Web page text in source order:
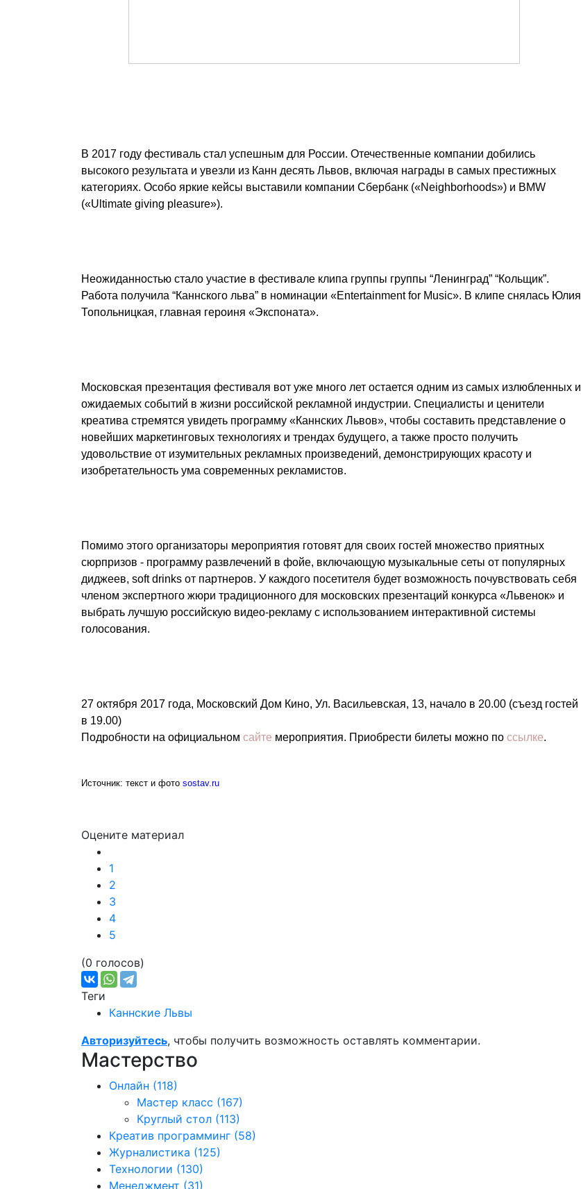
В 2017 году фестиваль стал успешным для России. Отечественные компании добились
высокого результата и увезли из Канн десять Львов, включая награды в самых престижных
категориях. Особо яркие кейсы выставили компании Сбербанк («Neighborhoods») и BMW
(«Ultimate giving pleasure»).
Неожиданностью стало участие в фестивале клипа группы группы “Ленинград” “Кольщик”.
Работа получила “Каннского льва” в номинации «Entertainment for Music». В клипе снялась Юлия
Топольницкая, главная героиня «Экспоната».
Московская презентация фестиваля вот уже много лет остается одним из самых излюбленных и
ожидаемых событий в жизни российской рекламной индустрии. Специалисты и ценители
креатива стремятся увидеть программу «Каннских Львов», чтобы составить представление о
новейших маркетинговых технологиях и трендах будущего, а также просто получить
удовольствие от изумительных рекламных произведений, демонстрирующих красоту и
изобретательность ума современных рекламистов.
Помимо этого организаторы мероприятия готовят для своих гостей множество приятных
сюрпризов - программу развлечений в фойе, включающую музыкальные сеты от популярных
диджеев, soft drinks от партнеров. У каждого посетителя будет возможность почувствовать себя
членом экспертного жюри традиционного для московских презентаций конкурса «Львенок» и
выбрать лучшую российскую видео-рекламу с использованием интерактивной системы
голосования.
27 октября 2017 года, Московский Дом Кино, Ул. Васильевская, 13, начало в 20.00 (съезд гостей
в 19.00)
Подробности на официальном сайте мероприятия. Приобрести билеты можно по ссылке.
Источник: текст и фото sostav.ru
Оцените материал
1
2
3
4
5
(0 голосов)
Теги
Каннские Львы
Авторизуйтесь, чтобы получить возможность оставлять комментарии.
Мастерство
Онлайн (118)
Мастер класс (167)
Круглый стол (113)
Креатив программинг (58)
Журналистика (125)
Технологии (130)
Менеджмент (31)